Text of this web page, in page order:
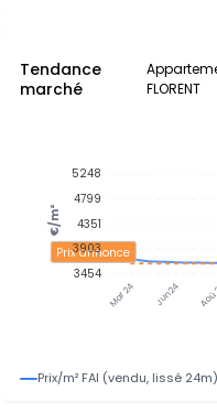
Tendance
marché
FLORENT
Mar 24 Jun 24
Prix annonce
5248
4799
4351
3903
3454
€/m²
Prix/m² FAI (vendu, lissé 24m)